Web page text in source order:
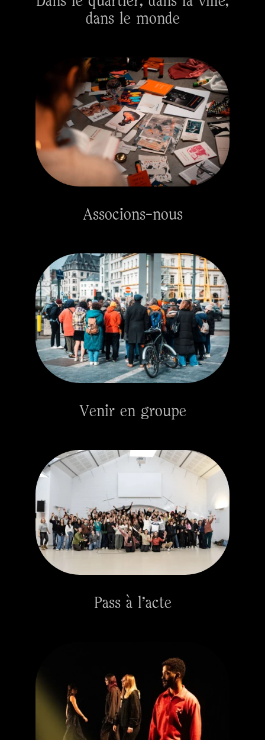
dans le monde
Associons-nous
Venir en groupe
Pass à l'acte